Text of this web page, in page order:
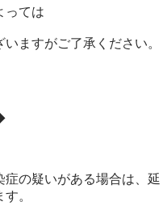
っては
ますがご了承ください。
の疑いがある場合は、延
。